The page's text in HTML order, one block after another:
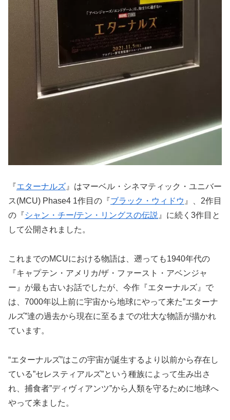
『エターナルズ』はマーベル・シネマティック・ユニバー
ス(MCU) Phase4 1作目の『ブラック・ウィドウ 』、2作目
の『シャン・チー/テン・リングスの伝説』に続く3作目と
して公開されました。
これまでのMCUにおける物語は、遡っても1940年代の
『キャプテン・アメリカ/ザ・ファースト・アベンジャ
ー』が最も古いお話でしたが、今作『エターナルズ』で
は、7000年以上前に宇宙から地球にやって来た”エターナ
ルズ”達の過去から現在に至るまでの壮大な物語が描かれ
ています。
“エターナルズ”はこの宇宙が誕生するより以前から存在し
ている”セレスティアルズ”という種族によって生み出さ
れ、捕食者”ディヴィアンツ”から人類を守るために地球へ
やって来ました。